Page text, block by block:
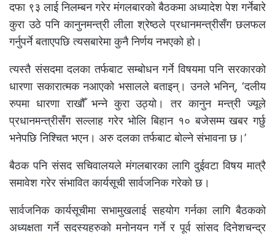
दफा ९३ लाई निलम्बन गरेर मंगलबारको बैठकमा अध्यादेश पेश गर्नेबारे
कुरा उठे पनि कानुनमन्त्री लीला श्रेष्ठले प्रधानमन्त्रीसँग छलफल
गर्नुपर्ने बताएपछि त्यसबारेमा कुनै निर्णय नभएको हो।
त्यस्तै संसदमा दलका तर्फबाट सम्बोधन गर्ने विषयमा पनि सरकारको
धारणा सकारात्मक नआएको भसालले बताइन्। उनले भनिन्, ‘दलीय
रुपमा धारणा राखौँ भन्ने कुरा उठ्यो। तर कानुन मन्त्री ज्यूले
प्रधानमन्त्रीसँग सल्लाह गरेर भोलि बिहान १० बजेसम्म खबर गर्छु
भनेपछि निश्चित भएन। अरु दलका तर्फबाट बोल्ने संभावना छ।’
बैठक पनि संसद सचिवालयले मंगलबारका लागि दुईवटा विषय मात्रै
समावेश गरेर संभावित कार्यसूची सार्वजनिक गरेको छ।
सार्वजनिक कार्यसूचीमा सभामुखलाई सहयोग गर्नका लागि बैठकको
अध्यक्षता गर्ने सदस्यहरुको मनोनयन गर्ने र पूर्व सांसद दिनेशचन्द्र